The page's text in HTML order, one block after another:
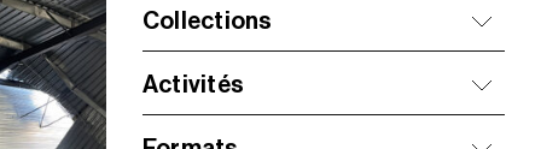
Collections
Activités